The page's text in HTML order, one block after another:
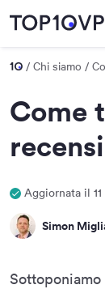
Chi siamo
Come
Aggiornata il
Simon